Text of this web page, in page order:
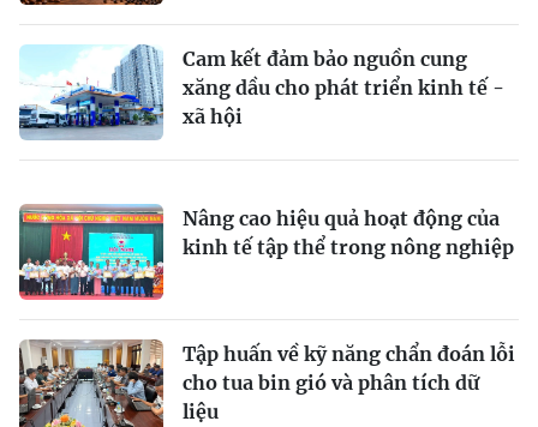
Cam kết đảm bảo nguồn cung
xăng dầu cho phát triển kinh tế -
xã hội
Nâng cao hiệu quả hoạt động của
kinh tế tập thể trong nông nghiệp
Tập huấn về kỹ năng chẩn đoán lỗi
cho tua bin gió và phân tích dữ
liệu